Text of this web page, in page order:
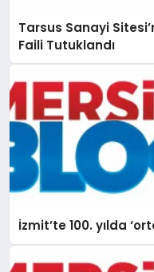
Tarsus Sanayi
Faili Tutuklandı
İzmit’te 100. yılda